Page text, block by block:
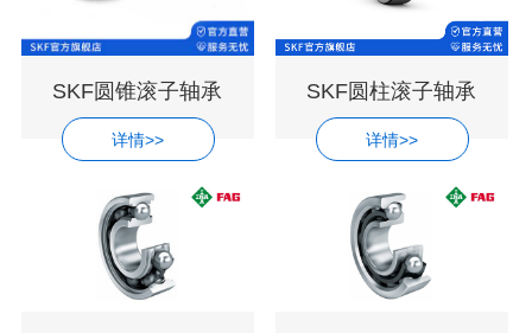
SKF圆锥滚子轴承
详情>>
SKF圆柱滚子轴承
详情>>